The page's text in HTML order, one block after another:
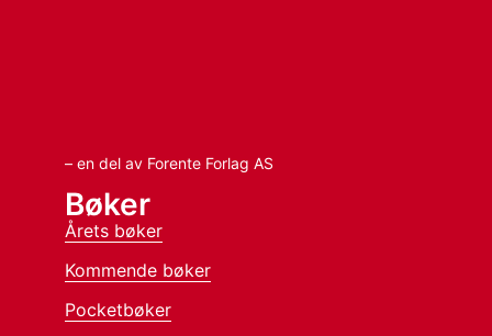
– en del av Forente Forlag AS
Bøker
Årets bøker
Kommende bøker
Pocketbøker